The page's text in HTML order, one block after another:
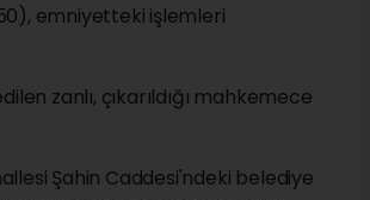
emniyetteki işlemleri
zanlı, çıkarıldığı mahkemece
Şahin Caddesi'ndeki belediye